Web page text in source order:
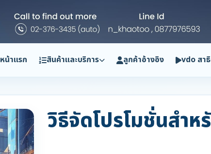
หน้าแรก สินค้าและบริการ ลูกค้าอ้างอิง vdo สา
วิธีจัดโปรโมชั่นสำห